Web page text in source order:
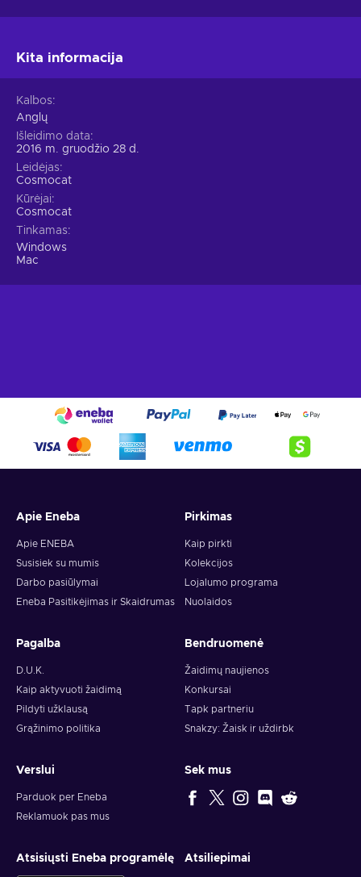
Kita informacija
Kalbos
Anglų
Išleidimo data
2016 m. gruodžio 28 d.
Leidėjas
Cosmocat
Kūrėjai
Cosmocat
Tinkamas
Windows
Mac
Apie Eneba
Apie ENEBA
Susisiek su mumis
Darbo pasiūlymai
Eneba Pasitikėjimas ir Skaidrumas
Pirkimas
Kaip pirkti
Kolekcijos
Lojalumo programa
Nuolaidos
Pagalba
D.U.K.
Kaip aktyvuoti žaidimą
Pildyti užklausą
Grąžinimo politika
Bendruomenė
Žaidimų naujienos
Konkursai
Tapk partneriu
Snakzy: Žaisk ir uždirbk
Verslui
Parduok per Eneba
Reklamuok pas mus
Sek mus
Atsisiųsti Eneba programėlę Atsiliepimai